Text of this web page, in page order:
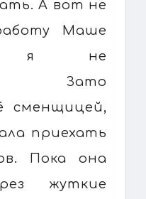
А вот не
Маше
я не
Зато
сменщицей,
приехать
Пока она
жуткие